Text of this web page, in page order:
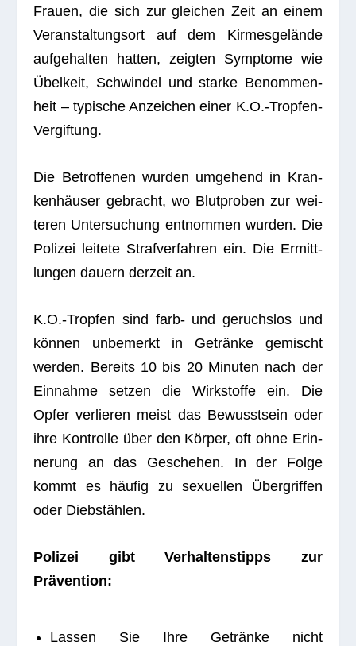
Frauen, die sich zur glei­chen Zeit an einem
Ver­an­stal­tungs­ort auf dem Kir­mes­ge­lände
auf­ge­hal­ten hat­ten, zeig­ten Sym­ptome wie
Übel­keit, Schwin­del und starke Benom­men­
heit – typi­sche Anzei­chen einer K.O.-Tropfen-
Vergiftung.
Die Betrof­fe­nen wur­den umge­hend in Kran­
ken­häu­ser gebracht, wo Blut­pro­ben zur wei­
te­ren Unter­su­chung ent­nom­men wur­den. Die
Poli­zei lei­tete Straf­ver­fah­ren ein. Die Ermitt­
lun­gen dau­ern der­zeit an.
K.O.-Tropfen sind farb- und geruchs­los und
kön­nen unbe­merkt in Getränke gemischt
wer­den. Bereits 10 bis 20 Minu­ten nach der
Ein­nahme set­zen die Wirk­stoffe ein. Die
Opfer ver­lie­ren meist das Bewusst­sein oder
ihre Kon­trolle über den Kör­per, oft ohne Erin­
ne­rung an das Gesche­hen. In der Folge
kommt es häu­fig zu sexu­el­len Über­grif­fen
oder Diebstählen.
Poli­zei gibt Ver­hal­tens­tipps zur
Prävention:
Las­sen Sie Ihre Getränke nicht